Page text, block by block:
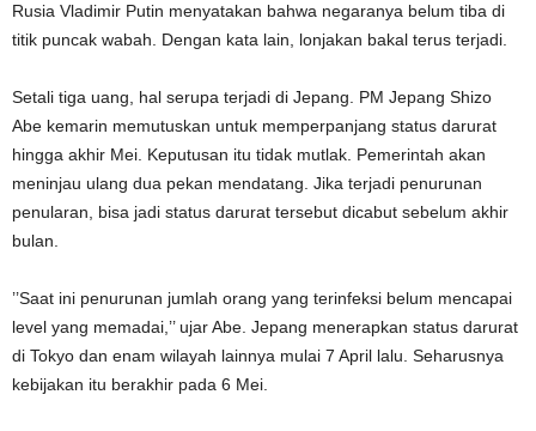
Rusia Vladimir Putin menyatakan bahwa negaranya belum tiba di
titik puncak wabah. Dengan kata lain, lonjakan bakal terus terjadi.
Setali tiga uang, hal serupa terjadi di Jepang. PM Jepang Shizo
Abe kemarin memutuskan untuk memperpanjang status darurat
hingga akhir Mei. Keputusan itu tidak mutlak. Pemerintah akan
meninjau ulang dua pekan mendatang. Jika terjadi penurunan
penularan, bisa jadi status darurat tersebut dicabut sebelum akhir
bulan.
’’Saat ini penurunan jumlah orang yang terinfeksi belum mencapai
level yang memadai,’’ ujar Abe. Jepang menerapkan status darurat
di Tokyo dan enam wilayah lainnya mulai 7 April lalu. Seharusnya
kebijakan itu berakhir pada 6 Mei.